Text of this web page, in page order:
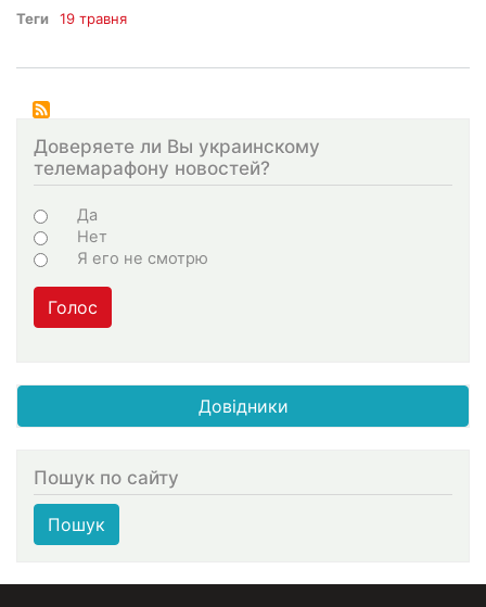
Теги 19 травня
Доверяете ли Вы украинскому
телемарафону новостей?
Варіанти
Да
Нет
Я его не смотрю
Голос
Довідники
Пошук по сайту
Пошук